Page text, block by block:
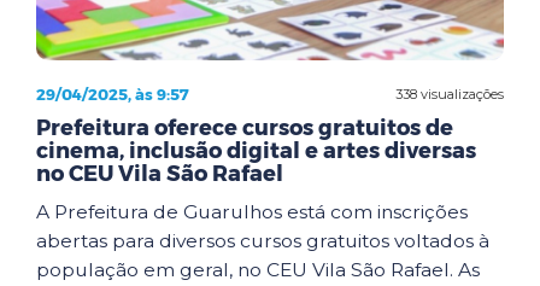
338 visualizações
29/04/2025, às 9:57
Prefeitura oferece cursos gratuitos de
cinema, inclusão digital e artes diversas
no CEU Vila São Rafael
A Prefeitura de Guarulhos está com inscrições
abertas para diversos cursos gratuitos voltados à
população em geral, no CEU Vila São Rafael. As